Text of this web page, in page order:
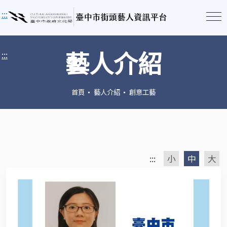
:::
::: 藝人介紹
首頁 藝人介紹 創意工藝
::: 小 中 大